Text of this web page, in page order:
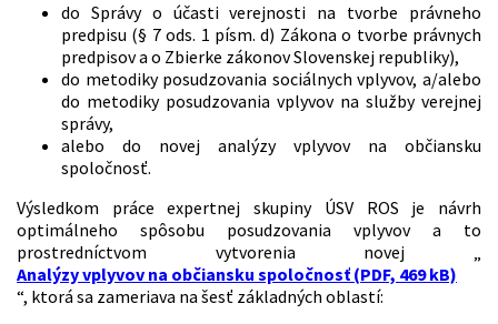
do Správy o účasti verejnosti na tvorbe právneho
predpisu (§ 7 ods. 1 písm. d) Zákona o tvorbe právnych
predpisov a o Zbierke zákonov Slovenskej republiky),
do metodiky posudzovania sociálnych vplyvov, a/alebo
do metodiky posudzovania vplyvov na služby verejnej
správy,
alebo do novej analýzy vplyvov na občiansku
spoločnosť.
Výsledkom práce expertnej skupiny ÚSV ROS je návrh
optimálneho spôsobu posudzovania vplyvov a to
prostredníctvom vytvorenia novej „
Analýzy vplyvov na občiansku spoločnosť (PDF, 469 kB)
“, ktorá sa zameriava na šesť základných oblastí: